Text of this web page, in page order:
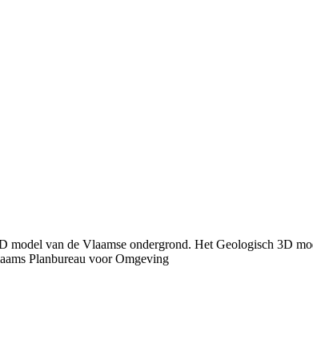
model van de Vlaamse ondergrond. Het Geologisch 3D
Planbureau voor Omgeving